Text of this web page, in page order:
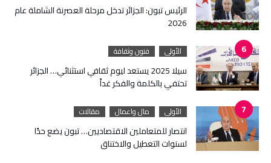
الرئيس تبون: الجزائر تدخل مرحلة العصرنة الشاملة عام
2026
الأولى فنون وثقافة
سيلا 2025 يستعد ليوم ثقافي استثنائي… الجزائر
تحتفي بالكلمة والفكر غداً
الأولى مال واعمال مقالات
انتصار للمتعاملين الاقتصاديين… تبون يضع حدًا
لسنوات التعطيل والاختناق